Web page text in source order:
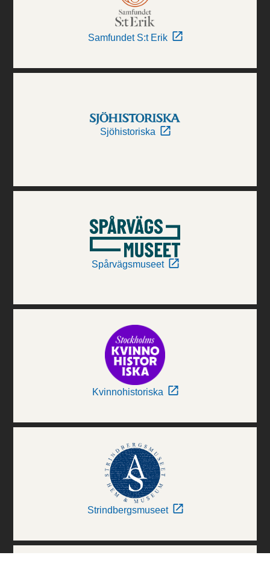
Samfundet S:t Erik
Sjöhistoriska
Spårvägsmuseet
Kvinnohistoriska
Strindbergsmuseet